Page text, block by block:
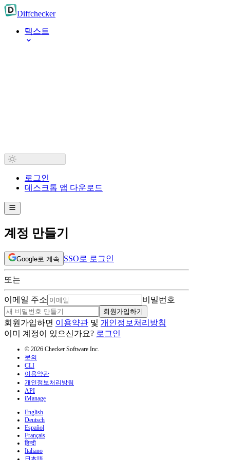
Diffchecker
텍스트
로그인
데스크톱 앱 다운로드
계정 만들기
Google로 계속 SSO로 로그인
또는
이메일 주소 비밀번호
회원가입하기
회원가입하면 이용약관 및 개인정보처리방침
이미 계정이 있으신가요? 로그인
© 2026 Checker Software Inc.
문의
CLI
이용약관
개인정보처리방침
API
iManage
English
Deutsch
Español
Français
हिन्दी
Italiano